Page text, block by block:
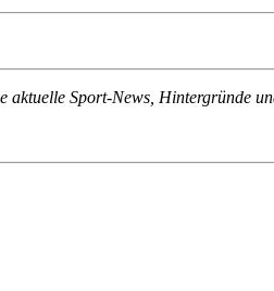
aktuelle Sport-News, Hintergründe